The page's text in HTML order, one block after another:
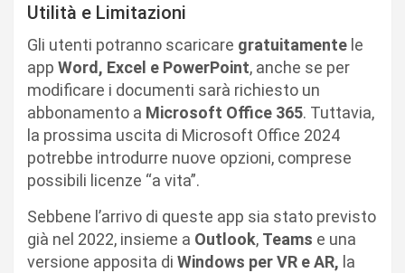
Utilità e Limitazioni
Gli utenti potranno scaricare gratuitamente le
app Word, Excel e PowerPoint, anche se per
modificare i documenti sarà richiesto un
abbonamento a Microsoft Office 365. Tuttavia,
la prossima uscita di Microsoft Office 2024
potrebbe introdurre nuove opzioni, comprese
possibili licenze “a vita”.
Sebbene l’arrivo di queste app sia stato previsto
già nel 2022, insieme a Outlook, Teams e una
versione apposita di Windows per VR e AR, la